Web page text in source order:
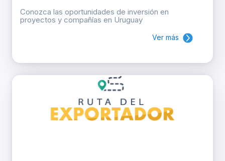
Conozca las oportunidades de inversión en
proyectos y compañías en Uruguay
Ver más